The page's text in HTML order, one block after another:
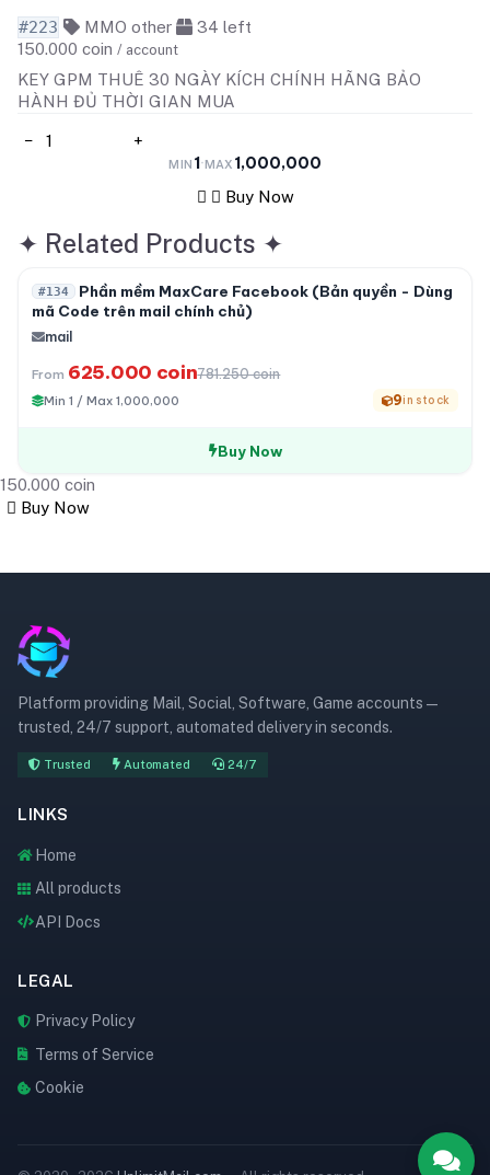
#223 MMO other 34 left
150.000 coin / account
KEY GPM THUÊ 30 NGÀY KÍCH CHÍNH HÃNG BẢO
HÀNH ĐỦ THỜI GIAN MUA
− +
MIN 1·MAX 1,000,000
Buy Now
✦ Related Products ✦
-20%
#134
Phần mềm MaxCare Facebook (Bản quyền - Dùng
mã Code trên mail chính chủ)
mail
From 625.000 coin781.250 coin
Min 1 / Max 1,000,000 9in stock
Buy Now
150.000 coin
Buy Now
Platform providing Mail, Social, Software, Game accounts —
trusted, 24/7 support, automated delivery in seconds.
Trusted Automated 24/7
LINKS
Home
All products
API Docs
LEGAL
Privacy Policy
Terms of Service
Cookie